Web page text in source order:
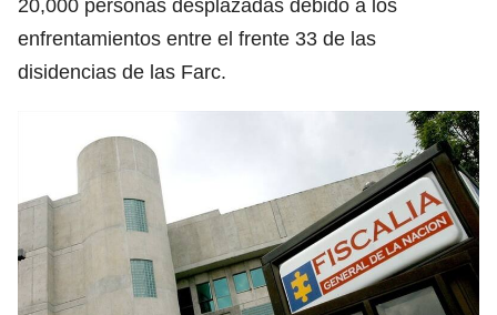
20,000 personas desplazadas debido a los
enfrentamientos entre el frente 33 de las
disidencias de las Farc.